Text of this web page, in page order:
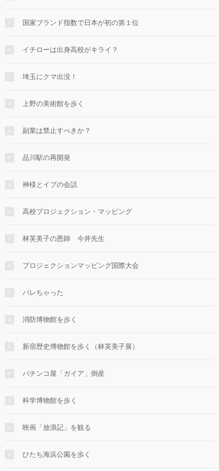
国家ブランド指数で日本が初の第１位
イチローは出身高校がキライ？
埼玉にクマ出没！
上野の美術館を歩く
副業は禁止すべきか？
品川駅の再開発
神様とイブの会話
高校プロジェクション・マッピング
林芙美子の恩師 今井先生
プロジェクションマッピング国際大会
バレちゃった
消防博物館を歩く
新宿歴史博物館を歩く（林芙美子展）
パチンコ屋「ガイア」倒産
科学博物館を歩く
映画「放浪記」を観る
ひたち海浜公園を歩く